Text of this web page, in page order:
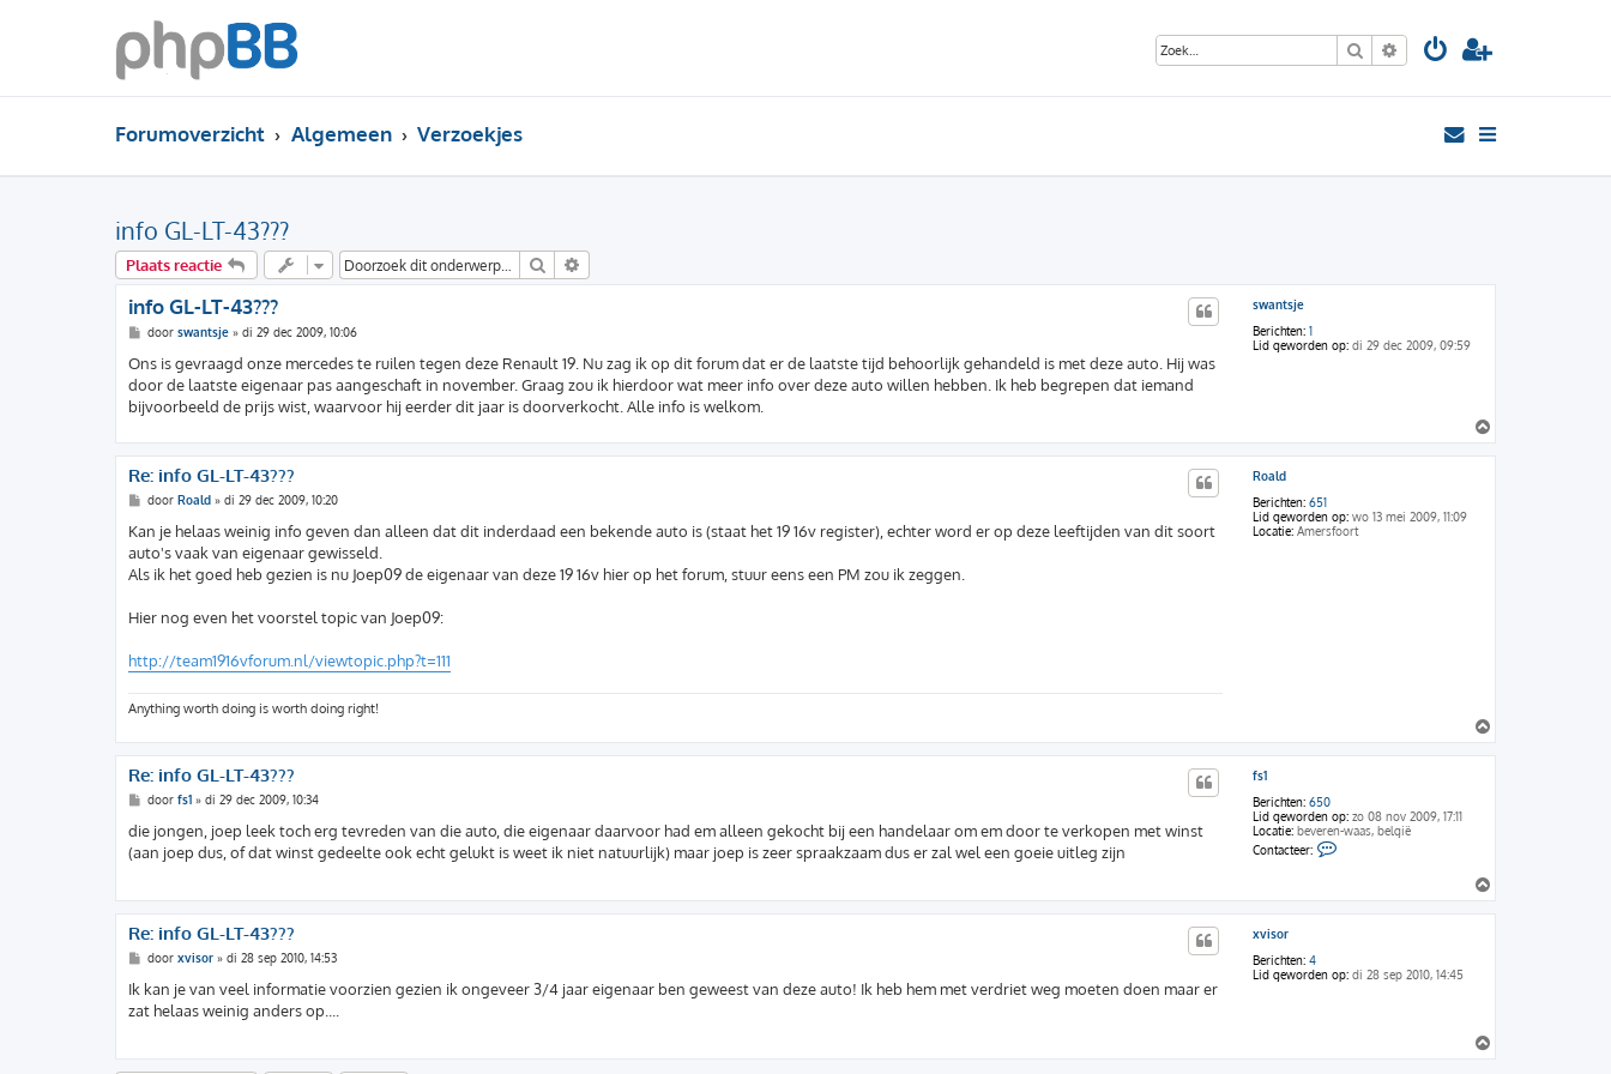
Zoek Uitgebreid zoeken
Forumoverzicht Algemeen Verzoekjes
info GL-LT-43???
Plaats reactie Zoek
swantsje
Berichten: 1
Lid geworden op: di 29 dec 2009, 09:59
info GL-LT-43???
B
r
i
c
h
t
door swantsje» di 29 dec 2009, 10:06
Ons is gevraagd onze mercedes te ruilen tegen deze Renault 19. Nu zag ik op dit forum dat er de laatste tijd behoorlijk gehandeld is met deze auto. Hij was
door de laatste eigenaar pas aangeschaft in november. Graag zou ik hierdoor wat meer info over deze auto willen hebben. Ik heb begrepen dat iemand
bijvoorbeeld de prijs wist, waarvoor hij eerder dit jaar is doorverkocht. Alle info is welkom.
m
h
Roald
Berichten: 651
Lid geworden op: wo 13 mei 2009, 11:09
Locatie: Amersfoort
Re: info GL-LT-43???
B
r
i
c
h
t
door Roald» di 29 dec 2009, 10:20
Kan je helaas weinig info geven dan alleen dat dit inderdaad een bekende auto is (staat het 19 16v register), echter word er op deze leeftijden van dit soort
auto's vaak van eigenaar gewisseld.
Als ik het goed heb gezien is nu Joep09 de eigenaar van deze 19 16v hier op het forum, stuur eens een PM zou ik zeggen.
Hier nog even het voorstel topic van Joep09:
http://team1916vforum.nl/viewtopic.php?t=111
Anything worth doing is worth doing right!
m
h
fs1
Berichten: 650
Lid geworden op: zo 08 nov 2009, 17:11
Locatie: beveren-waas, belgië
Contacteer:
a
c
r
Re: info GL-LT-43???
B
r
i
c
door fs1» di 29 dec 2009, 10:34
die jongen, joep leek toch erg tevreden van die auto, die eigenaar daarvoor had em alleen gekocht bij een handelaar om em door te verkopen met winst
(aan joep dus, of dat winst gedeelte ook echt gelukt is weet ik niet natuurlijk) maar joep is zeer spraakzaam dus er zal wel een goeie uitleg zijn
m
h
xvisor
Berichten: 4
Lid geworden op: di 28 sep 2010, 14:45
Re: info GL-LT-43???
B
r
i
c
door xvisor» di 28 sep 2010, 14:53
Ik kan je van veel informatie voorzien gezien ik ongeveer 3/4 jaar eigenaar ben geweest van deze auto! Ik heb hem met verdriet weg moeten doen maar er
zat helaas weinig anders op....
m